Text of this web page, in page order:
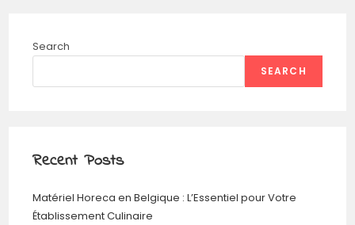
Search
SEARCH
Recent Posts
Matériel Horeca en Belgique : L’Essentiel pour Votre
Établissement Culinaire